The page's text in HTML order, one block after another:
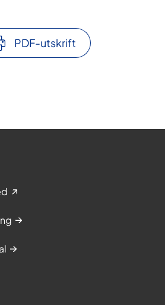
PDF-utskrift